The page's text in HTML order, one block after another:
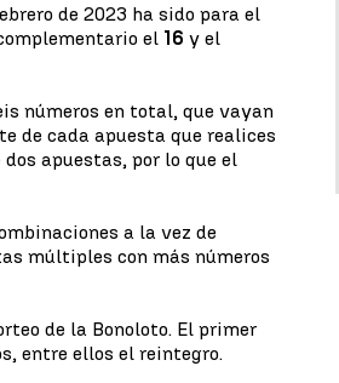
de 2023 ha sido para el
el 16 y el
números en total, que vayan
de cada apuesta que realices
apuestas, por lo que el
a la vez de
múltiples con más números
de la Bonoloto. El primer
entre ellos el reintegro.